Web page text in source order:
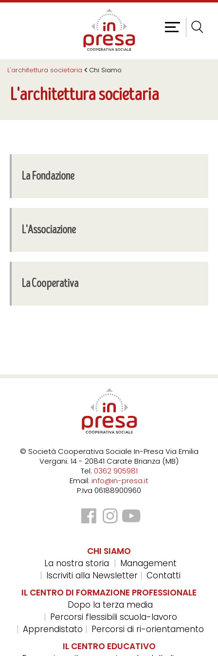
Chi Siamo
L'architettura societaria
L'architettura societaria
La Fondazione
L'Associazione
La Cooperativa
© Società Cooperativa Sociale In-Presa Via Emilia
Vergani. 14 - 20841 Carate Brianza (MB)
Tel. 0362 905981
Email: info@in-presa.it
P.Iva 06188900960
CHI SIAMO
La nostra storia
Management
Iscriviti alla Newsletter
Contatti
IL CENTRO DI FORMAZIONE PROFESSIONALE
Dopo la terza media
Percorsi flessibili scuola-lavoro
Apprendistato
Percorsi di ri-orientamento
IL CENTRO EDUCATIVO